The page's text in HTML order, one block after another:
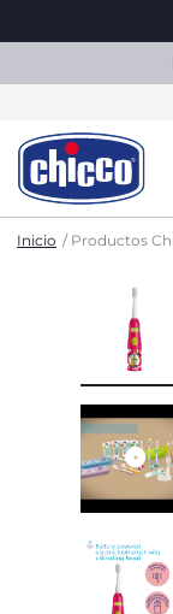
Inicio Productos